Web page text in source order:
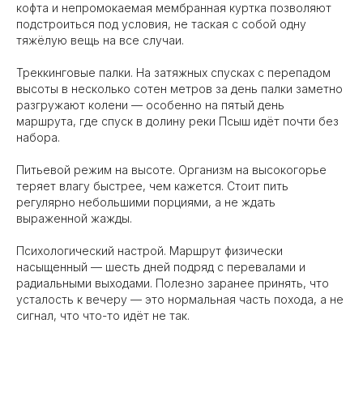
кофта и непромокаемая мембранная куртка позволяют
подстроиться под условия, не таская с собой одну
тяжёлую вещь на все случаи.
Треккинговые палки. На затяжных спусках с перепадом
высоты в несколько сотен метров за день палки заметно
разгружают колени — особенно на пятый день
маршрута, где спуск в долину реки Псыш идёт почти без
набора.
Питьевой режим на высоте. Организм на высокогорье
теряет влагу быстрее, чем кажется. Стоит пить
регулярно небольшими порциями, а не ждать
выраженной жажды.
Психологический настрой. Маршрут физически
насыщенный — шесть дней подряд с перевалами и
радиальными выходами. Полезно заранее принять, что
усталость к вечеру — это нормальная часть похода, а не
сигнал, что что-то идёт не так.